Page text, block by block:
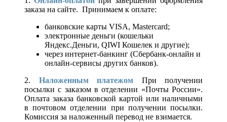
заказа на сайте. Принимаем к оплате:
банковские карты VISA, Mastercard;
электронные деньги (кошельки
Яндекс.Деньги, QIWI Кошелек и другие);
через интернет-банкинг (Сбербанк-онлайн и
онлайн-сервисы других банков).
2. Наложенным платежом При получении
посылки с заказом в отделении «Почты России».
Оплата заказа банковской картой или наличными
в почтовом отделении при получении посылки.
Комиссия за наложенный перевод не взимается.